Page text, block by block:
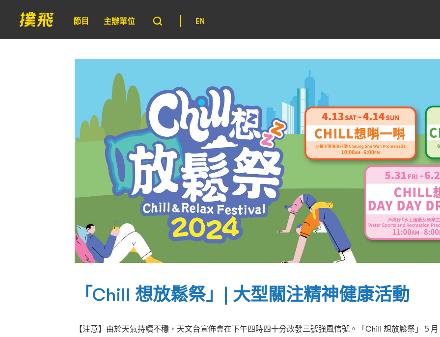
節目 主辦單位 EN
「Chill 想放鬆祭」| 大型關注精神健康活動
【注意】由於天氣持續不穩，天文台宣佈會在下午四時四十分改發三號強風信號。「Chill 想放鬆祭」５